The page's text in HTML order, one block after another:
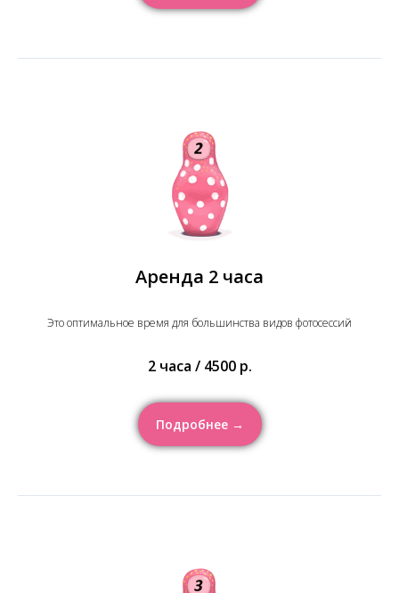
Аренда 2 часа
Это оптимальное время для большинства видов фотосессий
2 часа / 4500 р.
Подробнее →